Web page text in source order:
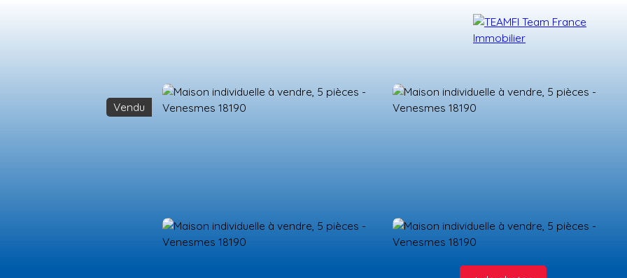
VENDRE LA TEAM RECRUTEMENT TÉMOIGNAGES NOS FORMATIONS BLOG CONTACT
Vendu